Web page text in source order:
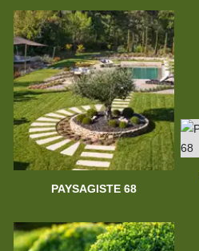
PAYSAGISTE 68